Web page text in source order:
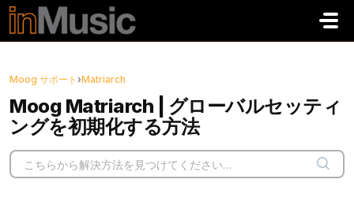
メインコンテンツに移動
Moog サポート ›Matriarch
Moog Matriarch | グローバルセッティ
ングを初期化する方法